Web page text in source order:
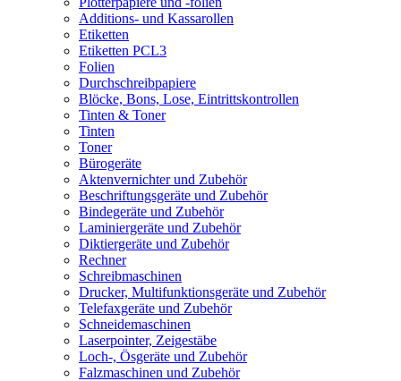
Additions- und Kassarollen
Etiketten
Etiketten PCL3
Folien
Durchschreibpapiere
Blöcke, Bons, Lose, Eintrittskontrollen
Tinten & Toner
Tinten
Toner
Bürogeräte
Aktenvernichter und Zubehör
Beschriftungsgeräte und Zubehör
Bindegeräte und Zubehör
Laminiergeräte und Zubehör
Diktiergeräte und Zubehör
Rechner
Schreibmaschinen
Drucker, Multifunktionsgeräte und Zubehör
Telefaxgeräte und Zubehör
Schneidemaschinen
Laserpointer, Zeigestäbe
Loch-, Ösgeräte und Zubehör
Falzmaschinen und Zubehör